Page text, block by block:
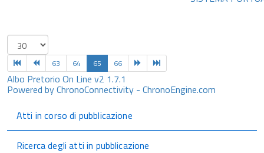
63 64 65 66
Albo Pretorio On Line v2 1.7.1
Powered by ChronoConnectivity - ChronoEngine.com
Atti in corso di pubblicazione
Ricerca degli atti in pubblicazione